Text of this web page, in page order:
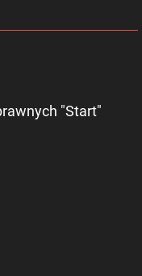
"Start"